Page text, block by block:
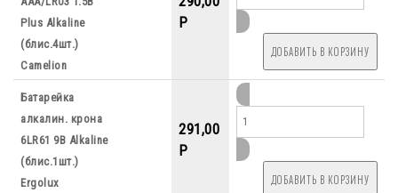
Plus Alkaline
(блис.4шт.)
Camelion
P
Батарейка
алкалин. крона
6LR61 9B Alkaline
(блис.1шт.)
Ergolux
291,00
P